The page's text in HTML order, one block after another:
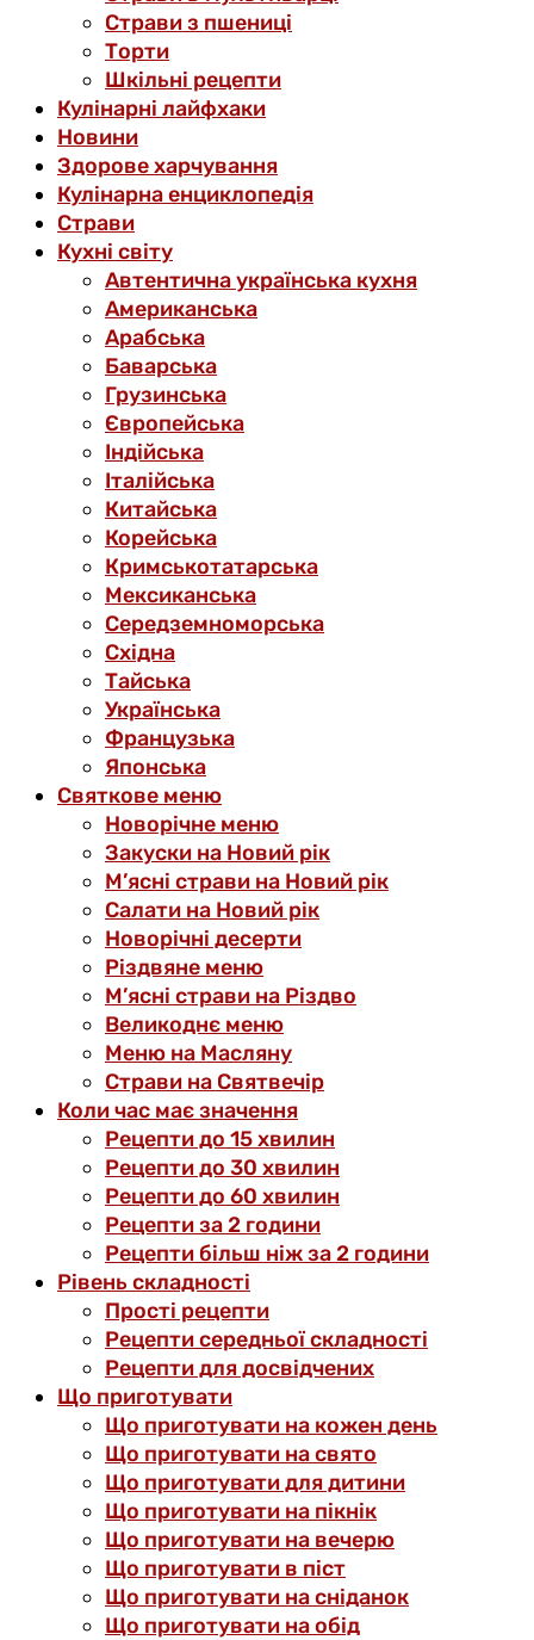
Страви з пшениці
Торти
Шкільні рецепти
Кулінарні лайфхаки
Новини
Здорове харчування
Кулінарна енциклопедія
Страви
Кухні світу
Автентична українська кухня
Американська
Арабська
Баварська
Грузинська
Європейська
Індійська
Італійська
Китайська
Корейська
Кримськотатарська
Мексиканська
Середземноморська
Східна
Тайська
Українська
Французька
Японська
Святкове меню
Новорічне меню
Закуски на Новий рік
М’ясні страви на Новий рік
Салати на Новий рік
Новорічні десерти
Різдвяне меню
М’ясні страви на Різдво
Великоднє меню
Меню на Масляну
Страви на Святвечір
Коли час має значення
Рецепти до 15 хвилин
Рецепти до 30 хвилин
Рецепти до 60 хвилин
Рецепти за 2 години
Рецепти більш ніж за 2 години
Рівень складності
Прості рецепти
Рецепти середньої складності
Рецепти для досвідчених
Що приготувати
Що приготувати на кожен день
Що приготувати на свято
Що приготувати для дитини
Що приготувати на пікнік
Що приготувати на вечерю
Що приготувати в піст
Що приготувати на сніданок
Що приготувати на обід